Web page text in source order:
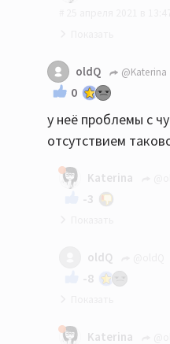
Вам показалось.
oldQ @Katerina
0
у неё проблемы с
отсутствием
Katerina
-3
отсутствие
срачной теме?
oldQ
-8
это я вспоминаю
Katerina